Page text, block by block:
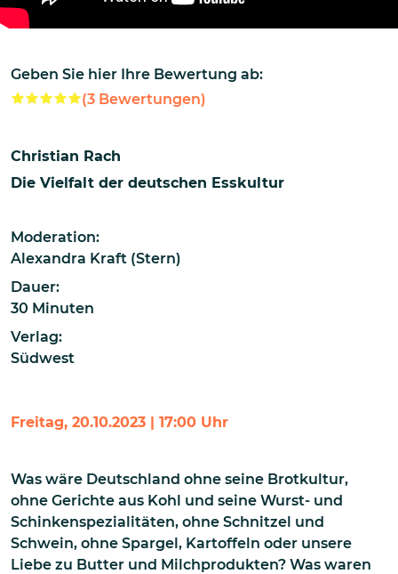
Geben Sie hier Ihre Bewertung ab:
(3 Bewertungen)
Christian Rach
Die Vielfalt der deutschen Esskultur
Moderation:
Alexandra Kraft (Stern)
Dauer:
30 Minuten
Verlag:
Südwest
Freitag, 20.10.2023 | 17:00 Uhr
Was wäre Deutschland ohne seine Brotkultur,
ohne Gerichte aus Kohl und seine Wurst- und
Schinkenspezialitäten, ohne Schnitzel und
Schwein, ohne Spargel, Kartoffeln oder unsere
Liebe zu Butter und Milchprodukten? Was waren